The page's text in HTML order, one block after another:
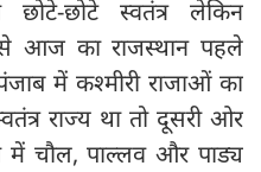
छोटे-छोटे स्वतंत्र लेकिन
आज का राजस्थान पहले
में कश्मीरी राजाओं का
राज्य था तो दूसरी ओर
में चौल, पाल्लव और पाड्य